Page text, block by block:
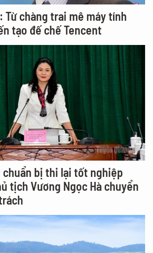
Từ chàng trai mê máy tính
tạo đế chế Tencent
chuẩn bị thi lại tốt nghiệp
tịch Vương Ngọc Hà chuyển